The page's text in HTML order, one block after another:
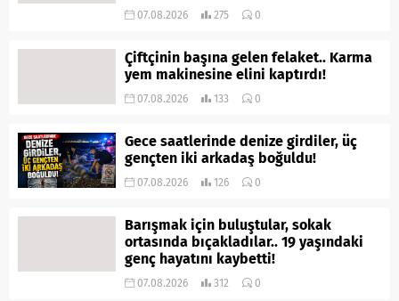
07.08.2026 275 0
Çiftçinin başına gelen felaket.. Karma
yem makinesine elini kaptırdı!
07.08.2026 133 0
Gece saatlerinde denize girdiler, üç
gençten iki arkadaş boğuldu!
07.08.2026 126 0
Barışmak için buluştular, sokak
ortasında bıçakladılar.. 19 yaşındaki
genç hayatını kaybetti!
07.08.2026 312 0